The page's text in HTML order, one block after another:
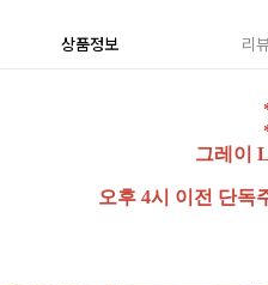
상품정보 리
그레이
오후 4시 이전 단독